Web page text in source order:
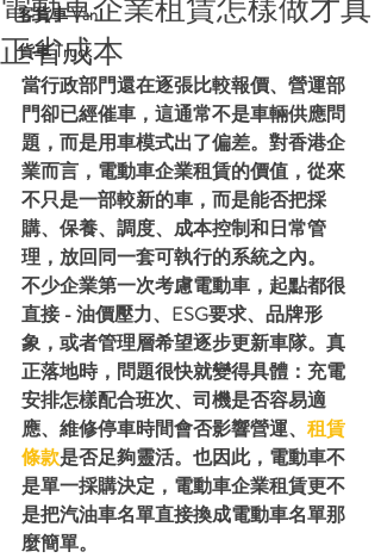
客貨車 Van
貨車 Truck
正省成本
當行政部門還在逐張比較報價、營運部
門卻已經催車，這通常不是車輛供應問
題，而是用車模式出了偏差。對香港企
業而言，電動車企業租賃的價值，從來
不只是一部較新的車，而是能否把採
購、保養、調度、成本控制和日常管
理，放回同一套可執行的系統之內。
不少企業第一次考慮電動車，起點都很
直接 - 油價壓力、ESG要求、品牌形
象，或者管理層希望逐步更新車隊。真
正落地時，問題很快就變得具體：充電
安排怎樣配合班次、司機是否容易適
應、維修停車時間會否影響營運、 租賃
條款是否足夠靈活。也因此，電動車不
是單一採購決定，電動車企業租賃更不
是把汽油車名單直接換成電動車名單那
麼簡單。